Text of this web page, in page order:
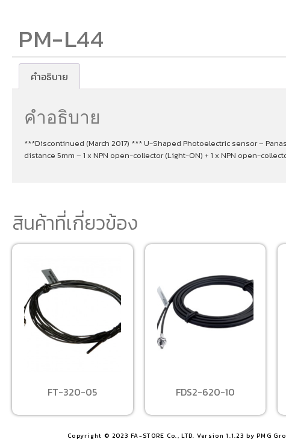
PM-L44
คำอธิบาย
คำอธิบาย
***Discontinued (March 2017) *** U-Shaped Photoelectric sensor –
distance 5mm – 1 x NPN open-collector (Light-ON) + 1 x NPN open-
สินค้าที่เกี่ยวข้อง
FT-320-05 FDS2-620-10
Copyright © 2023 FA-STORE Co., LTD. Version 1.1.23 by PMG